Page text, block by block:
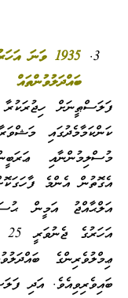
1935
ބައްދަލުވުންތައް
ފަލަސްޠީނަށް
ކަންކަމާމެދުގައި
މުސްލިމުންނާއި
އެގޮތުން އެންމެ
ބައިވެރިވިއެވެ. އަދި